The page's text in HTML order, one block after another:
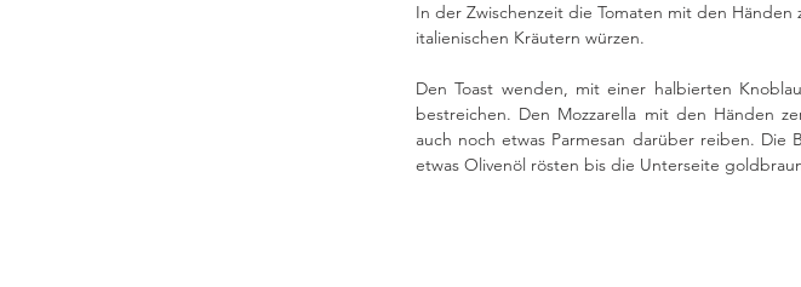
In der Zwischenzeit die Tomaten mit den
italienischen Kräutern würzen.
Den Toast wenden, mit einer halbierten
bestreichen. Den Mozzarella mit den Händen
auch noch etwas Parmesan darüber reiben.
etwas Olivenöl rösten bis die Unterseite